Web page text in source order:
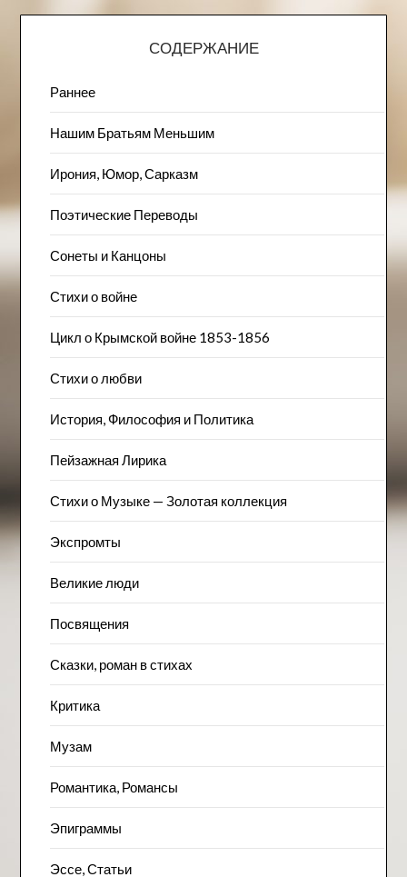
СОДЕРЖАНИЕ
Раннее
Нашим Братьям Меньшим
Ирония, Юмор, Сарказм
Поэтические Переводы
Сонеты и Канцоны
Стихи о войне
Цикл о Крымской войне 1853-1856
Стихи о любви
История, Философия и Политика
Пейзажна​я Лирика
Стихи о Музыке — Золотая коллекция
Экспромты
Великие люди
Посвящения
Сказки, роман в стихах
Критика
Музам
Романтика, Романсы
Эпиграммы
Эссе, Статьи